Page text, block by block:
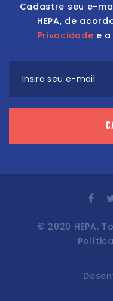
Cadastre seu e-
HEPA, de
Privacidade e a
Insira seu e-mail
© 2020 HEPA.